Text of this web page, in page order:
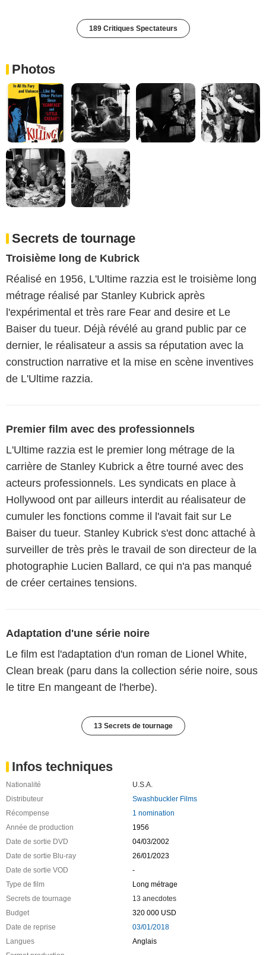
189 Critiques Spectateurs
Photos
Secrets de tournage
Troisième long de Kubrick
Réalisé en 1956, L'Ultime razzia est le troisième long
métrage réalisé par Stanley Kubrick après
l'expérimental et très rare Fear and desire et Le
Baiser du tueur. Déjà révélé au grand public par ce
dernier, le réalisateur a assis sa réputation avec la
construction narrative et la mise en scène inventives
de L'Ultime razzia.
Premier film avec des professionnels
L'Ultime razzia est le premier long métrage de la
carrière de Stanley Kubrick a être tourné avec des
acteurs professionnels. Les syndicats en place à
Hollywood ont par ailleurs interdit au réalisateur de
cumuler les fonctions comme il l'avait fait sur Le
Baiser du tueur. Stanley Kubrick s'est donc attaché à
surveiller de très près le travail de son directeur de la
photographie Lucien Ballard, ce qui n'a pas manqué
de créer certaines tensions.
Adaptation d'une série noire
Le film est l'adaptation d'un roman de Lionel White,
Clean break (paru dans la collection série noire, sous
le titre En mangeant de l'herbe).
13 Secrets de tournage
Infos techniques
Nationalité
U.S.A.
Distributeur
Swashbuckler Films
Récompense
1 nomination
Année de production
1956
Date de sortie DVD
04/03/2002
Date de sortie Blu-ray
26/01/2023
Date de sortie VOD
-
Type de film
Long métrage
Secrets de tournage
13 anecdotes
Budget
320 000 USD
Date de reprise
03/01/2018
Langues
Anglais